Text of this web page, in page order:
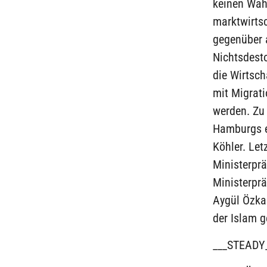
keinen
die
mit
werden.
Hamburgs
Köhler.
Aygül
der Islam